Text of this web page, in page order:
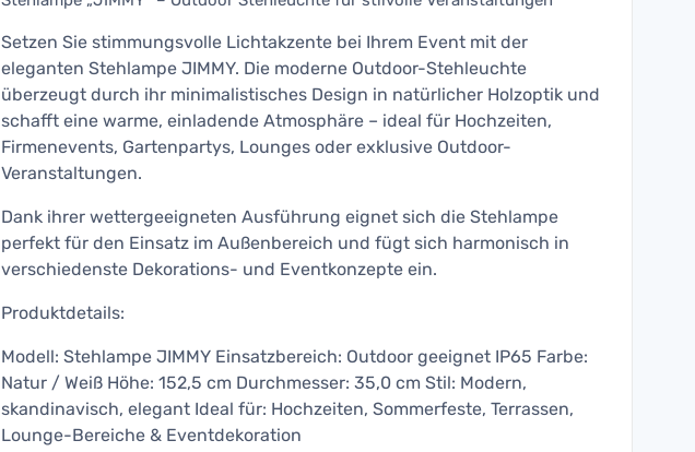
Setzen Sie stimmungsvolle Lichtakzente bei Ihrem Event mit der
eleganten Stehlampe JIMMY. Die moderne Outdoor-Stehleuchte
überzeugt durch ihr minimalistisches Design in natürlicher Holzoptik und
schafft eine warme, einladende Atmosphäre – ideal für Hochzeiten,
Firmenevents, Gartenpartys, Lounges oder exklusive Outdoor-
Veranstaltungen.
Dank ihrer wettergeeigneten Ausführung eignet sich die Stehlampe
perfekt für den Einsatz im Außenbereich und fügt sich harmonisch in
verschiedenste Dekorations- und Eventkonzepte ein.
Produktdetails:
Modell: Stehlampe JIMMY Einsatzbereich: Outdoor geeignet IP65 Farbe:
Natur / Weiß Höhe: 152,5 cm Durchmesser: 35,0 cm Stil: Modern,
skandinavisch, elegant Ideal für: Hochzeiten, Sommerfeste, Terrassen,
Lounge-Bereiche & Eventdekoration